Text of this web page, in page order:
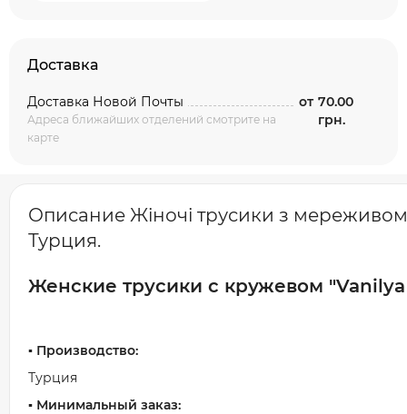
Доставка
Доставка Новой Почты
Адреса ближайших отделений смотрите на
карте
от 70.00
грн.
Описание Жіночі трусики з
Турция.
Женские трусики с кружевом "Vanilya
▪️ Производство:
Турция
▪️ Минимальный заказ: